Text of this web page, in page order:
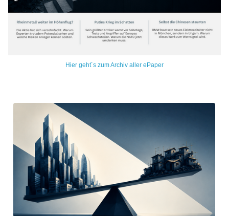
Hier geht´s zum Archiv aller ePaper